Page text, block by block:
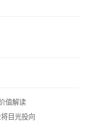
值解读
目光投向